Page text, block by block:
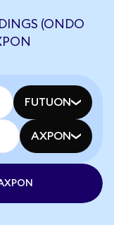
(ONDO
FUTUON
AXPON